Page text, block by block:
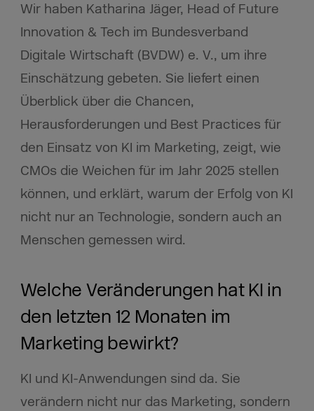
Wir haben Katharina Jäger, Head of Future
Innovation & Tech im Bundesverband
Digitale Wirtschaft (BVDW) e. V., um ihre
Einschätzung gebeten. Sie liefert einen
Überblick über die Chancen,
Herausforderungen und Best Practices für
den Einsatz von KI im Marketing, zeigt, wie
CMOs die Weichen für im Jahr 2025 stellen
können, und erklärt, warum der Erfolg von KI
nicht nur an Technologie, sondern auch an
Menschen gemessen wird.
Welche Veränderungen hat KI in
den letzten 12 Monaten im
Marketing bewirkt?
KI und KI-Anwendungen sind da. Sie
verändern nicht nur das Marketing, sondern